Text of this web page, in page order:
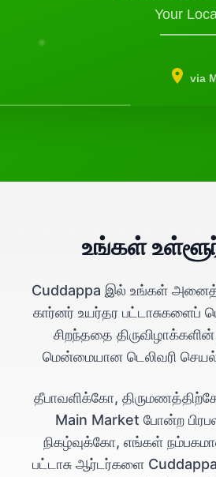
Your
via
உங்கள்
Cuddappa இல் உங்கள்
கார்னர் உயர்தர பட்டாசுகளைப்
சிறந்ததை
மென்மையான டெலிவரி
தீபாவளிக்கோ,
Main Market போன்ற
நிகழ்வுக்கோ, எங்கள்
பட்டாசு ஆர்டர்களை